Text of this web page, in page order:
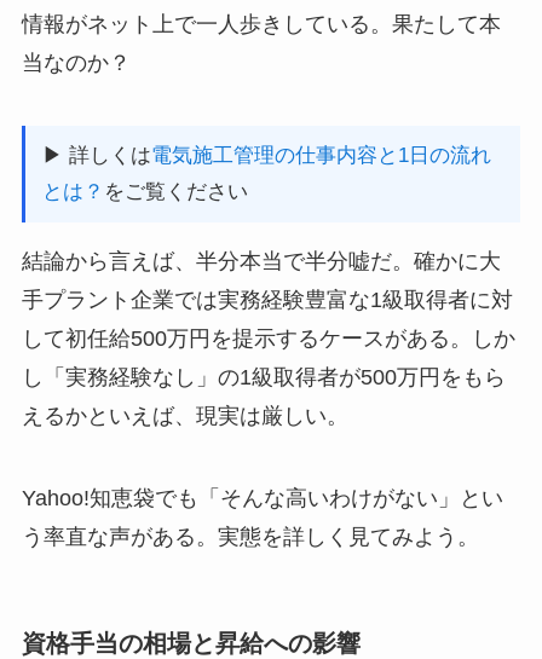
情報がネット上で一人歩きしている。果たして本
当なのか？
▶ 詳しくは電気施工管理の仕事内容と1日の流れ
とは？ をご覧ください
結論から言えば、半分本当で半分嘘だ。確かに大
手プラント企業では実務経験豊富な1級取得者に対
して初任給500万円を提示するケースがある。しか
し「実務経験なし」の1級取得者が500万円をもら
えるかといえば、現実は厳しい。
Yahoo!知恵袋でも「そんな高いわけがない」とい
う率直な声がある。実態を詳しく見てみよう。
資格手当の相場と昇給への影響